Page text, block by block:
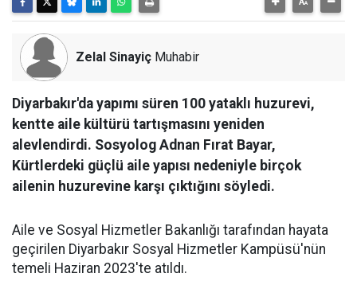
Zelal Sinayiç Muhabir
Diyarbakır'da yapımı süren 100 yataklı huzurevi,
kentte aile kültürü tartışmasını yeniden
alevlendirdi. Sosyolog Adnan Fırat Bayar,
Kürtlerdeki güçlü aile yapısı nedeniyle birçok
ailenin huzurevine karşı çıktığını söyledi.
Aile ve Sosyal Hizmetler Bakanlığı tarafından hayata
geçirilen Diyarbakır Sosyal Hizmetler Kampüsü'nün
temeli Haziran 2023'te atıldı.